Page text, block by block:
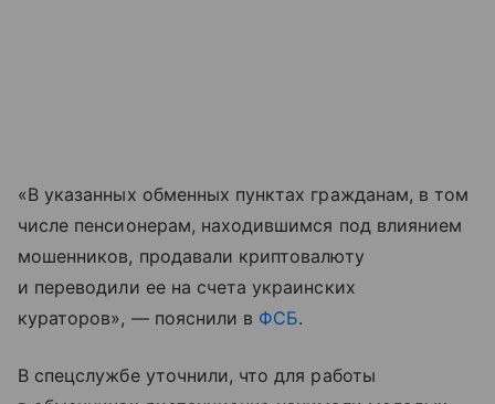
«В указанных обменных пунктах гражданам, в том
числе пенсионерам, находившимся под влиянием
мошенников, продавали криптовалюту
и переводили ее на счета украинских
кураторов», — пояснили в ФСБ.
В спецслужбе уточнили, что для работы